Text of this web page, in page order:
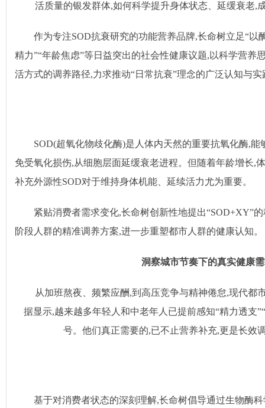
活质量的银发群体,如何科学提升身体状态、延缓衰老,
作为专注SOD抗衰研究的功能营养品牌,长命树立足“以
精力”“年龄焦虑”等日益突出的社会性健康议题,以科学营养
活方式的调养路径,力求推动“日常抗衰”理念的广泛认知与实
SOD(超氧化物歧化酶)是人体内天然的重要抗氧化酶,
免受氧化损伤,从细胞层面延缓衰老进程。但随着年龄增长,
补充外源性SOD对于维持身体机能、延续活力尤为重要。
紧贴消费者需求变化,长命树创新性地提出“SOD+XY”
阶段人群的精准调养方案,进一步重塑都市人群的健康认知。
洞察城市节奏下的真实健康
从加班熬夜、频繁应酬,到高压竞争与精神倦怠,现代都
据显示,越来越多年轻人和中老年人已提前感知“精力透支
号。他们真正需要的,已不止营养补充,更是长效
基于对消费者状态的深刻理解,长命树倡导通过生物酶